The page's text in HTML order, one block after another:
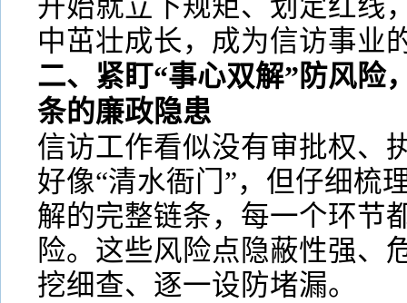
开始就立下规矩、划定红线
中茁壮成长，成为信访事业
二、紧盯“事心双解”防风险
条的廉政隐患
信访工作看似没有审批权、
好像“清水衙门”，但仔细梳
解的完整链条，每一个环节
险。这些风险点隐蔽性强、
挖细查、逐一设防堵漏。